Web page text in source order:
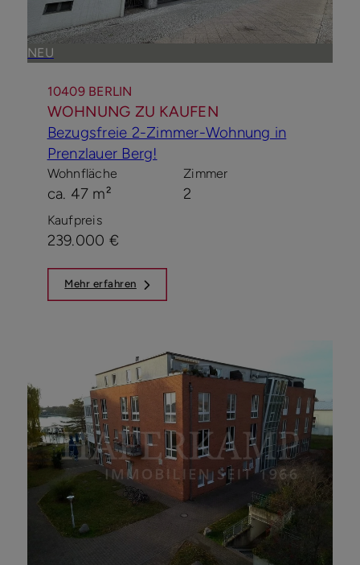
NEU
10409 BERLIN
WOHNUNG ZU KAUFEN
Bezugsfreie 2-Zimmer-Wohnung in
Prenzlauer Berg!
Wohnfläche
ca. 47 m²
Zimmer
2
Kaufpreis
239.000 €
Mehr erfahren